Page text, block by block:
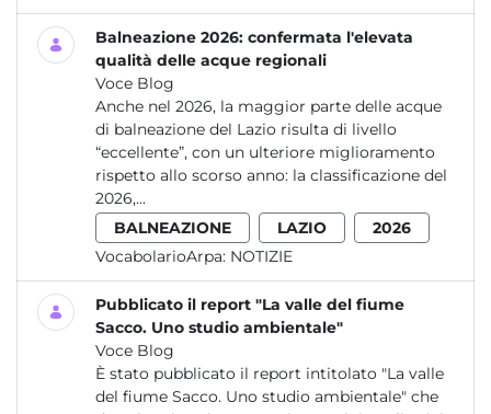
Balneazione 2026: confermata l'elevata
qualità delle acque regionali
Voce Blog
Anche nel 2026, la maggior parte delle acque
di balneazione del Lazio risulta di livello
“eccellente”, con un ulteriore miglioramento
rispetto allo scorso anno: la classificazione del
2026,...
BALNEAZIONE
LAZIO
2026
VocabolarioArpa: NOTIZIE
Pubblicato il report "La valle del fiume
Sacco. Uno studio ambientale"
Voce Blog
È stato pubblicato il report intitolato "La valle
del fiume Sacco. Uno studio ambientale" che